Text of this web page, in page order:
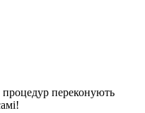
процедур переконують